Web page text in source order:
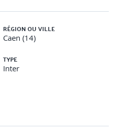
en aval pour valider les
sa pratique
du handicap, rappel de la loi
RÉGION OU VILLE
Caen (14)
TYPE
Inter